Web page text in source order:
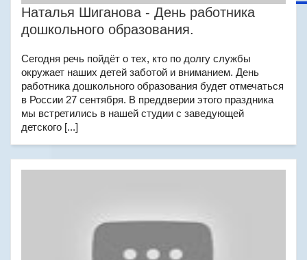
Наталья Шиганова - День работника
дошкольного образования.
Сегодня речь пойдёт о тех, кто по долгу службы
окружает наших детей заботой и вниманием. День
работника дошкольного образования будет отмечаться
в России 27 сентября. В преддверии этого праздника
мы встретились в нашей студии с заведующей
детского [...]